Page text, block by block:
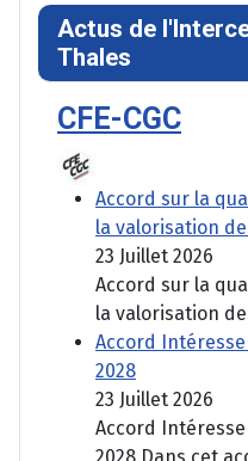
Actus de
Thales
CFE-CGC
Accord sur la
la valorisation
23 Juillet 2026
Accord sur la
la valorisation
Accord
2028
23 Juillet 2026
Accord